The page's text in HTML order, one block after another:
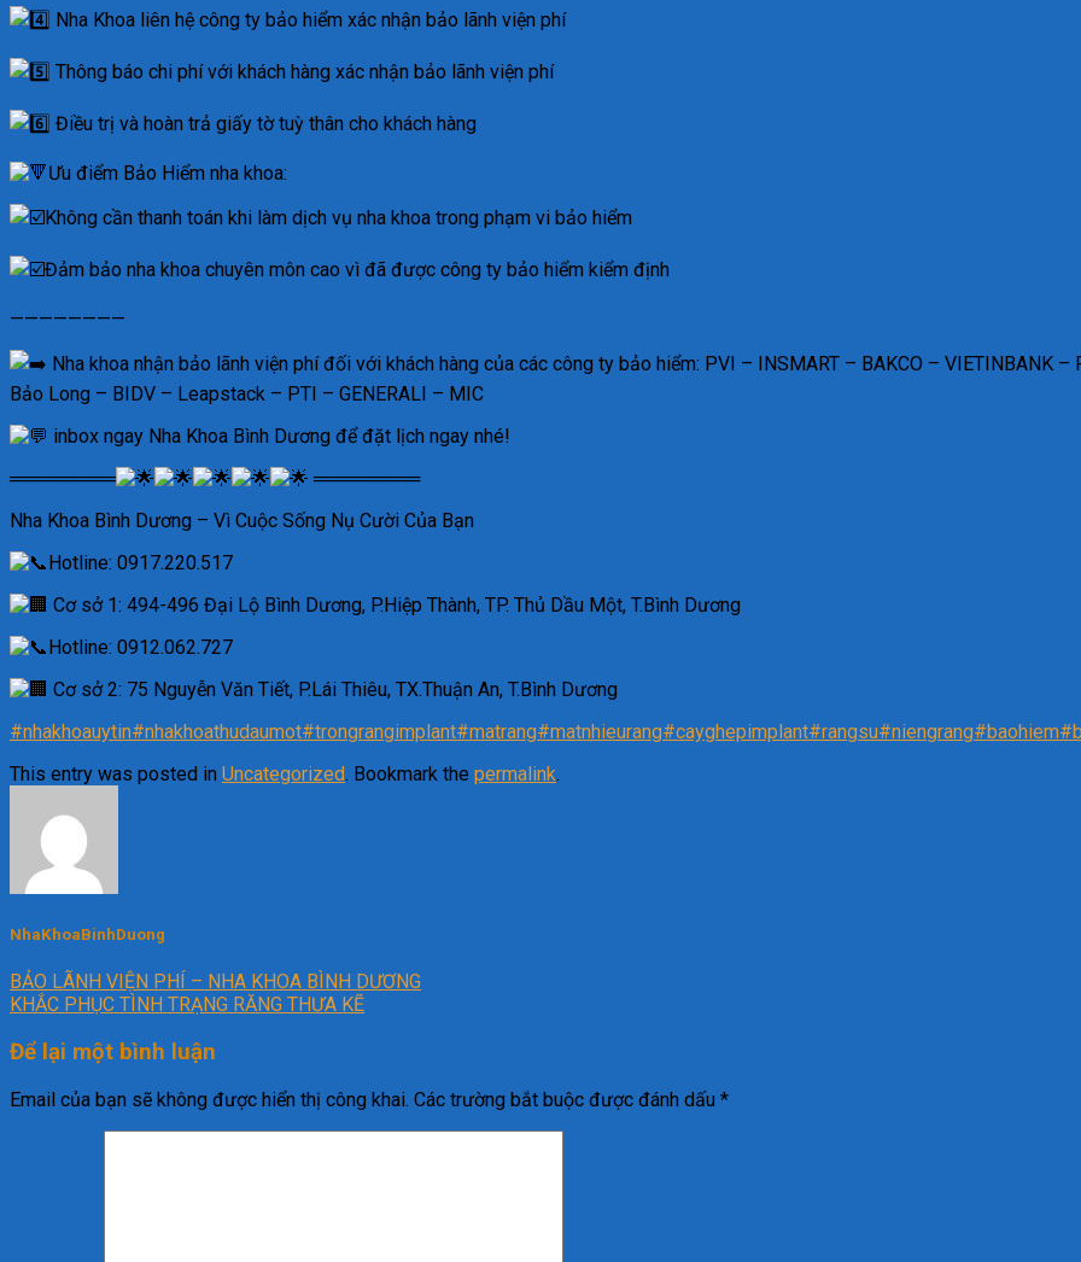
Nha Khoa liên hệ công ty bảo hiểm xác nhận bảo lãnh viện phí
Thông báo chi phí với khách hàng xác nhận bảo lãnh viện phí
Điều trị và hoàn trả giấy tờ tuỳ thân cho khách hàng
Ưu điểm Bảo Hiểm nha khoa:
Không cần thanh toán khi làm dịch vụ nha khoa trong phạm vi bảo hiểm
Đảm bảo nha khoa chuyên môn cao vì đã được công ty bảo hiểm kiểm định
————————
Nha khoa nhận bảo lãnh viện phí đối với khách hàng của các công ty bảo hiểm: PVI – INSMART – BAKCO – VIETINBANK –
Bảo Long – BIDV – Leapstack – PTI – GENERALI – MIC
inbox ngay Nha Khoa Bình Dương để đặt lịch ngay nhé!
════════
════════
Nha Khoa Bình Dương – Vì Cuộc Sống Nụ Cười Của Bạn
Hotline: 0917.220.517
Cơ sở 1: 494-496 Đại Lộ Bình Dương, P.Hiệp Thành, TP. Thủ Dầu Một, T.Bình Dương
Hotline: 0912.062.727
Cơ sở 2: 75 Nguyễn Văn Tiết, P.Lái Thiêu, TX.Thuận An, T.Bình Dương
#nhakhoauytin#nhakhoathudaumot#trongrangimplant#matrang#matnhieurang#cayghepimplant#rangsu#niengrang#baohiem
This entry was posted in Uncategorized. Bookmark the permalink.
NhaKhoaBinhDuong
BẢO LÃNH VIỆN PHÍ – NHA KHOA BÌNH DƯƠNG
KHẮC PHỤC TÌNH TRẠNG RĂNG THƯA KẼ
Để lại một bình luận
Email của bạn sẽ không được hiển thị công khai. Các trường bắt buộc được đánh dấu *